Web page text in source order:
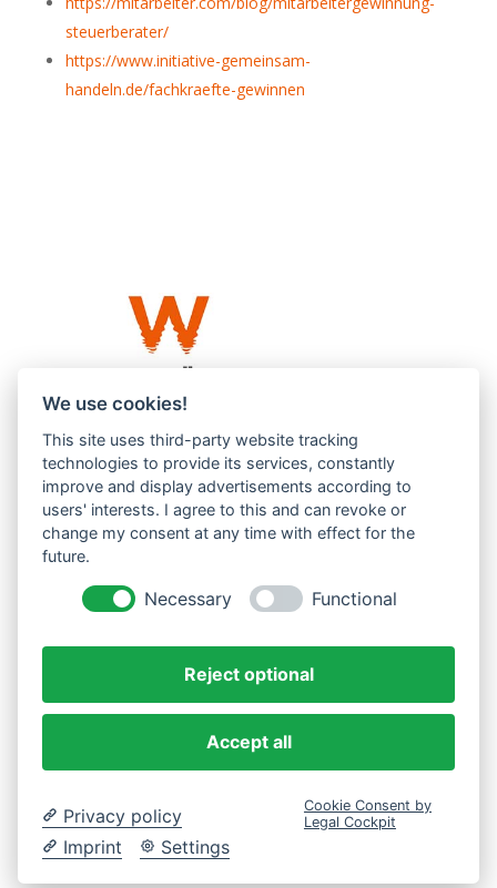
steuerberater/
https://www.initiative-gemeinsam-
handeln.de/fachkraefte-gewinnen
Westküste UG (haftungsbeschränkt)
Menzlingen 14 B
51503 Rösrath
Datenschutzerklärung
We use cookies!
This site uses third-party website tracking
technologies to provide its services, constantly
improve and display advertisements according to
users' interests. I agree to this and can revoke or
change my consent at any time with effect for the
future.
Necessary Functional
Reject optional
Accept all
Privacy policy
Imprint
Settings
Cookie Consent by
Legal Cockpit